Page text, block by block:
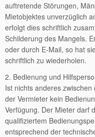
auftretende Störungen,
Mietobjektes unverzüglich
erfolgt dies schriftlich
Schilderung des Mangels.
oder durch E-Mail, so hat
schriftlich zu wiederholen.
2. Bedienung und
Ist nichts anderes
der Vermieter kein
Verfügung. Der Mieter darf
qualifiziertem
entsprechend der